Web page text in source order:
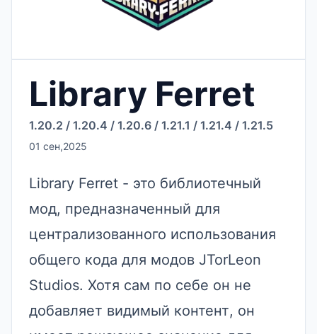
Library Ferret
1.20.2 / 1.20.4 / 1.20.6 / 1.21.1 / 1.21.4 / 1.21.5
01 сен,2025
Library Ferret - это библиотечный
мод, предназначенный для
централизованного использования
общего кода для модов JTorLeon
Studios. Хотя сам по себе он не
добавляет видимый контент, он